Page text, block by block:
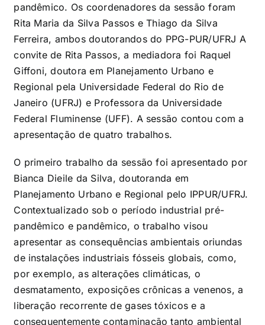
pandêmico. Os coordenadores da sessão foram
Rita Maria da Silva Passos e Thiago da Silva
Ferreira, ambos doutorandos do PPG-PUR/UFRJ A
convite de Rita Passos, a mediadora foi Raquel
Giffoni, doutora em Planejamento Urbano e
Regional pela Universidade Federal do Rio de
Janeiro (UFRJ) e Professora da Universidade
Federal Fluminense (UFF). A sessão contou com a
apresentação de quatro trabalhos.
O primeiro trabalho da sessão foi apresentado por
Bianca Dieile da Silva, doutoranda em
Planejamento Urbano e Regional pelo IPPUR/UFRJ.
Contextualizado sob o período industrial pré-
pandêmico e pandêmico, o trabalho visou
apresentar as consequências ambientais oriundas
de instalações industriais fósseis globais, como,
por exemplo, as alterações climáticas, o
desmatamento, exposições crônicas a venenos, a
liberação recorrente de gases tóxicos e a
consequentemente contaminação tanto ambiental